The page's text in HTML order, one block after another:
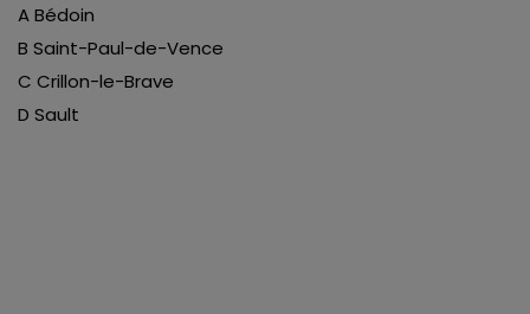
A Bédoin
B Saint-Paul-de-Vence
C Crillon-le-Brave
D Sault